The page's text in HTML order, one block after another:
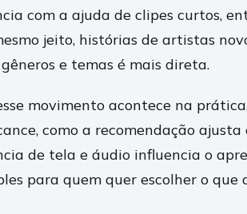
com a ajuda de clipes curtos,
jeito, histórias de artistas
e temas é mais direta.
movimento acontece na
como a recomendação
de tela e áudio influencia o
para quem quer escolher o que